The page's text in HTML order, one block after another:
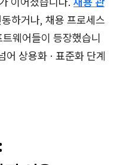
하거나, 채용 프로세스
웨어들이 등장했습니
어 상용화 · 표준화 단계